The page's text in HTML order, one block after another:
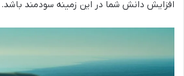
افزایش دانش شما در این زمینه سودمند باشد.